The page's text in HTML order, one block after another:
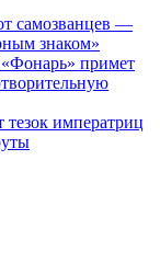
самозванцев —
знаком»
примет
тезок императриц